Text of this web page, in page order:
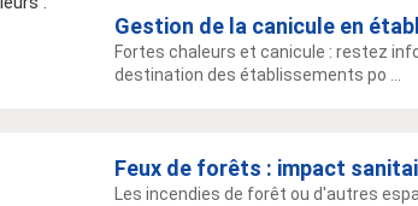
Gestion de la canicule en
Fortes chaleurs et canicule : restez
destination des établissements po ...
Feux de forêts : impact
Les incendies de forêt ou d'autres